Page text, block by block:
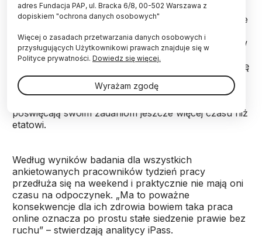
Praca zdalna miała ułatwić pracownikom planowanie
możliwość zmniejszenia wymiaru godzin i działania w
rytmie zadaniowym. Tymczasem według badania
przeprowadzonego przez iPass - amerykańską firmę
dostępu Wi-Fi – które objęło 1678 pracowników
mobilnych w 1100 firmach międzynarodowych
poświęcają swoim zadaniom jeszcze więcej czasu niż
etatowi.
Według wyników badania dla wszystkich
ankietowanych pracowników tydzień pracy
przedłuża się na weekend i praktycznie nie mają oni
czasu na odpoczynek. „Ma to poważne
konsekwencje dla ich zdrowia bowiem taka praca
online oznacza po prostu stałe siedzenie prawie bez
ruchu” – stwierdzają analitycy iPass.
adres Fundacja PAP, ul. Bracka 6/8, 00-502 Warszawa z
dopiskiem "ochrona danych osobowych"
Więcej o zasadach przetwarzania danych osobowych i
przysługujących Użytkownikowi prawach znajduje się w
Polityce prywatności. Dowiedz się więcej.
Wyrażam zgodę